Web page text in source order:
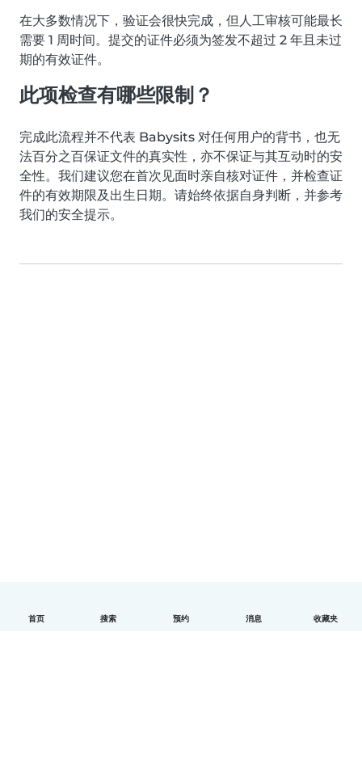
首页 搜索 预约 消息 收藏夹
在大多数情况下，验证会很快完成，但人工审核可能最长
需要 1 周时间。提交的证件必须为签发不超过 2 年且未过
期的有效证件。
此项检查有哪些限制？
完成此流程并不代表 Babysits 对任何用户的背书，也无
法百分之百保证文件的真实性，亦不保证与其互动时的安
全性。我们建议您在首次见面时亲自核对证件，并检查证
件的有效期限及出生日期。请始终依据自身判断，并参考
我们的安全提示。